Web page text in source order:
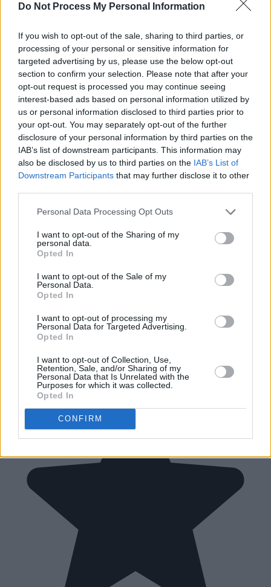
Do Not Process My Personal Information
If you wish to opt-out of the sale, sharing to third parties, or
processing of your personal or sensitive information for
targeted advertising by us, please use the below opt-out
section to confirm your selection. Please note that after your
opt-out request is processed you may continue seeing
interest-based ads based on personal information utilized by
us or personal information disclosed to third parties prior to
your opt-out. You may separately opt-out of the further
disclosure of your personal information by third parties on the
IAB’s list of downstream participants. This information may
also be disclosed by us to third parties on the IAB’s List of
Downstream Participants that may further disclose it to other
Personal Data Processing Opt Outs
I want to opt-out of the Sharing of my
personal data.
Opted In
I want to opt-out of the Sale of my
Personal Data.
Opted In
I want to opt-out of processing my
Personal Data for Targeted Advertising.
Opted In
I want to opt-out of Collection, Use,
Retention, Sale, and/or Sharing of my
Personal Data that Is Unrelated with the
Purposes for which it was collected.
Opted In
CONFIRM